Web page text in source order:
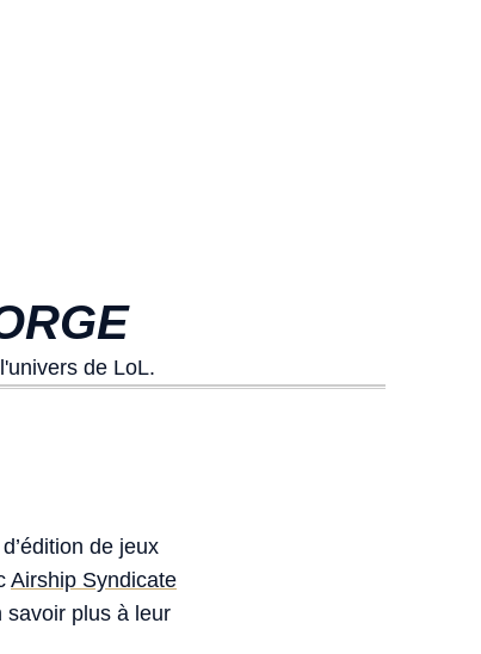
de LoL.
de jeux
Airship Syndicate
savoir plus à leur